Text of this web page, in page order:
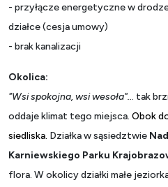
- przyłącze energetyczne w
działce (cesja umowy)
- brak kanalizacji
Okolica:
"Wsi spokojna, wsi wesoła"... tak
oddaje klimat tego miejsca. Obok
siedliska. Działka w sąsiedztwie
Karniewskiego Parku
flora. W okolicy działki małe